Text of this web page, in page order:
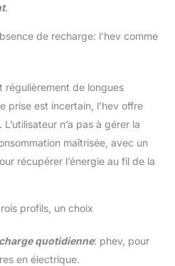
.
de recharge: l’hev comme
régulièrement de longues
prise est incertain, l’hev offre
n’a pas à gérer la
maîtrisée, avec un
récupérer l’énergie au fil de la
profils, un choix
quotidienne: phev, pour
en électrique.